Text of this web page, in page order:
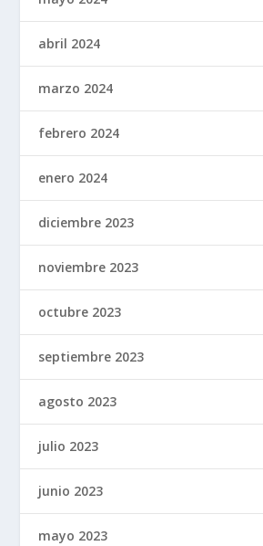
abril 2024
marzo 2024
febrero 2024
enero 2024
diciembre 2023
noviembre 2023
octubre 2023
septiembre 2023
agosto 2023
julio 2023
junio 2023
mayo 2023